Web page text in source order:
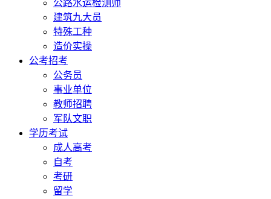
公路水运检测师
建筑九大员
特殊工种
造价实操
公考招考
公务员
事业单位
教师招聘
军队文职
学历考试
成人高考
自考
考研
留学